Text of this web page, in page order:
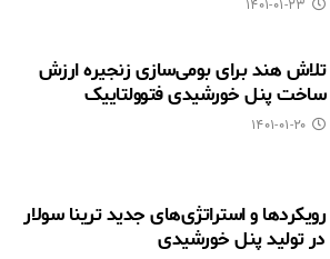
۱۴۰۱-۰۱-۲۳
تلاش هند برای بومی‌سازی زنجیره ارزش
ساخت پنل خورشیدی فتوولتاییک
۱۴۰۱-۰۱-۲۰
رویکردها و استراتژی‌های جدید ترینا سولار
در تولید پنل خورشیدی